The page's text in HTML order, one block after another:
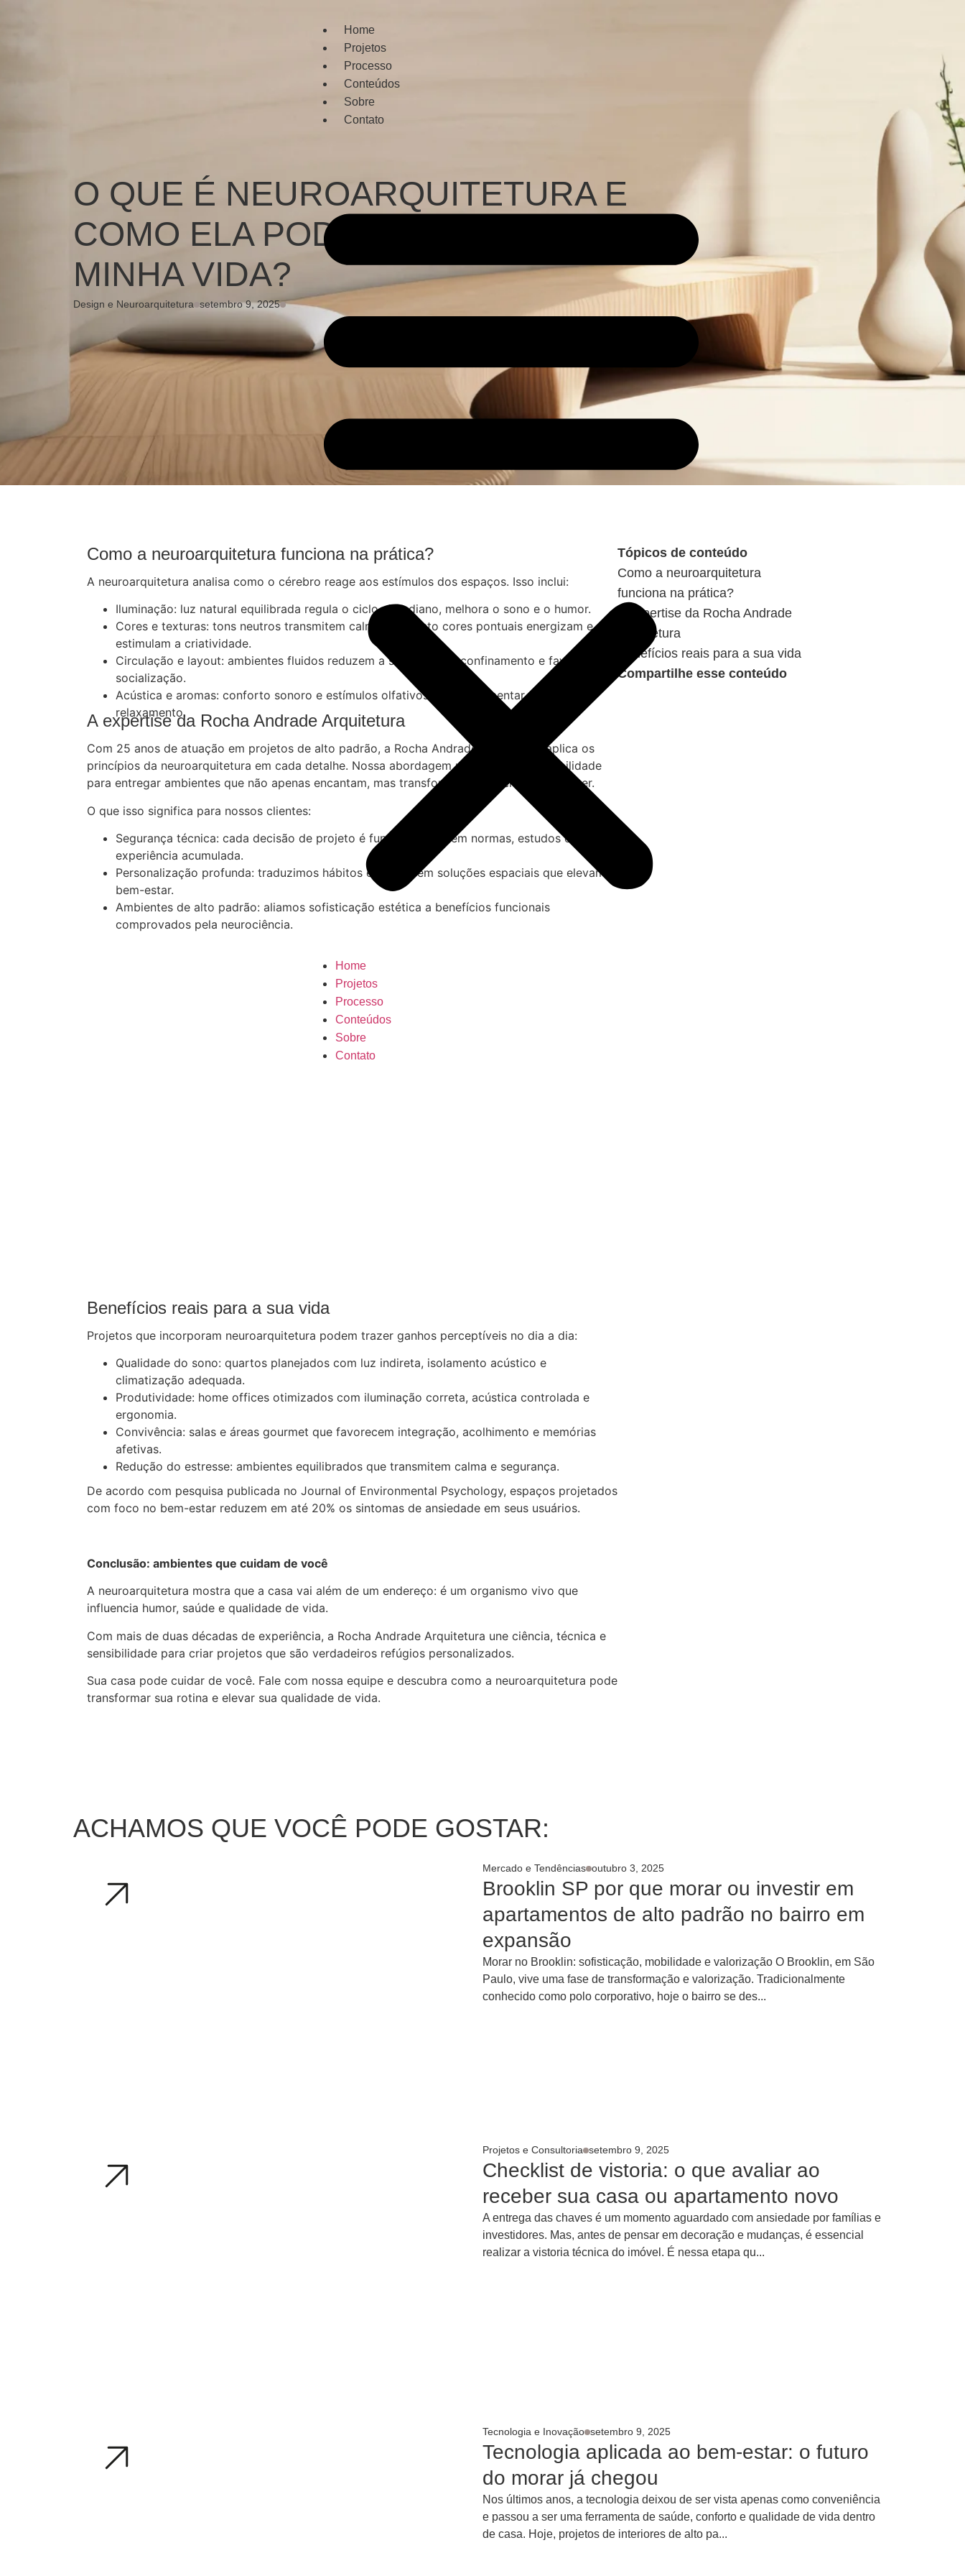
Home
Projetos
Processo
Conteúdos
Sobre
Contato
Home
Projetos
Processo
Conteúdos
Sobre
Contato
O QUE É NEUROARQUITETURA E
COMO ELA PODE MELHORAR
MINHA VIDA?
Design e Neuroarquitetura setembro 9, 2025
Como a neuroarquitetura funciona na prática?
A neuroarquitetura analisa como o cérebro reage aos estímulos dos espaços. Isso inclui:
Iluminação: luz natural equilibrada regula o ciclo circadiano, melhora o sono e o humor.
Cores e texturas: tons neutros transmitem calma, enquanto cores pontuais energizam e
estimulam a criatividade.
Circulação e layout: ambientes fluidos reduzem a sensação de confinamento e favorecem a
socialização.
Acústica e aromas: conforto sonoro e estímulos olfativos podem aumentar foco e
relaxamento.
A expertise da Rocha Andrade Arquitetura
Com 25 anos de atuação em projetos de alto padrão, a Rocha Andrade Arquitetura aplica os
princípios da neuroarquitetura em cada detalhe. Nossa abordagem une ciência + sensibilidade
para entregar ambientes que não apenas encantam, mas transformam a experiência de viver.
O que isso significa para nossos clientes:
Segurança técnica: cada decisão de projeto é fundamentada em normas, estudos e
experiência acumulada.
Personalização profunda: traduzimos hábitos e rotinas em soluções espaciais que elevam o
bem-estar.
Ambientes de alto padrão: aliamos sofisticação estética a benefícios funcionais
comprovados pela neurociência.
Benefícios reais para a sua vida
Projetos que incorporam neuroarquitetura podem trazer ganhos perceptíveis no dia a dia:
Qualidade do sono: quartos planejados com luz indireta, isolamento acústico e
climatização adequada.
Produtividade: home offices otimizados com iluminação correta, acústica controlada e
ergonomia.
Convivência: salas e áreas gourmet que favorecem integração, acolhimento e memórias
afetivas.
Redução do estresse: ambientes equilibrados que transmitem calma e segurança.
De acordo com pesquisa publicada no Journal of Environmental Psychology, espaços projetados
com foco no bem-estar reduzem em até 20% os sintomas de ansiedade em seus usuários.
Conclusão: ambientes que cuidam de você
A neuroarquitetura mostra que a casa vai além de um endereço: é um organismo vivo que
influencia humor, saúde e qualidade de vida.
Com mais de duas décadas de experiência, a Rocha Andrade Arquitetura une ciência, técnica e
sensibilidade para criar projetos que são verdadeiros refúgios personalizados.
Sua casa pode cuidar de você. Fale com nossa equipe e descubra como a neuroarquitetura pode
transformar sua rotina e elevar sua qualidade de vida.
Tópicos de conteúdo
Como a neuroarquitetura
funciona na prática?
A expertise da Rocha Andrade
Arquitetura
Benefícios reais para a sua vida
Compartilhe esse conteúdo
ACHAMOS QUE VOCÊ PODE GOSTAR:
Mercado e Tendências outubro 3, 2025
Brooklin SP por que morar ou investir em
apartamentos de alto padrão no bairro em
expansão
Morar no Brooklin: sofisticação, mobilidade e valorização O Brooklin, em São
Paulo, vive uma fase de transformação e valorização. Tradicionalmente
conhecido como polo corporativo, hoje o bairro se des...
Projetos e Consultoria setembro 9, 2025
Checklist de vistoria: o que avaliar ao
receber sua casa ou apartamento novo
A entrega das chaves é um momento aguardado com ansiedade por famílias e
investidores. Mas, antes de pensar em decoração e mudanças, é essencial
realizar a vistoria técnica do imóvel. É nessa etapa qu...
Tecnologia e Inovação setembro 9, 2025
Tecnologia aplicada ao bem-estar: o futuro
do morar já chegou
Nos últimos anos, a tecnologia deixou de ser vista apenas como conveniência
e passou a ser uma ferramenta de saúde, conforto e qualidade de vida dentro
de casa. Hoje, projetos de interiores de alto pa...